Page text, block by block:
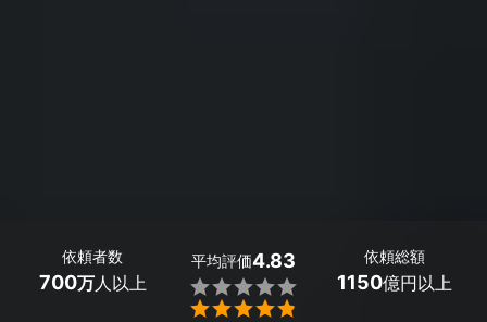
依頼者数
700万人以上
平均評価4.83


依頼総額
1150億円以上